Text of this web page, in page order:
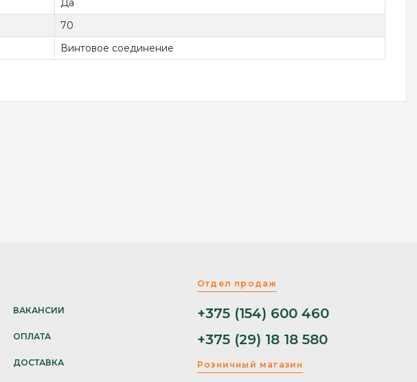
Да
70
Винтовое соединение
ВАКАНСИИ
ОПЛАТА
ДОСТАВКА
Отдел продаж
+375 (154) 600 460
+375 (29) 18 18 580
Розничный магазин